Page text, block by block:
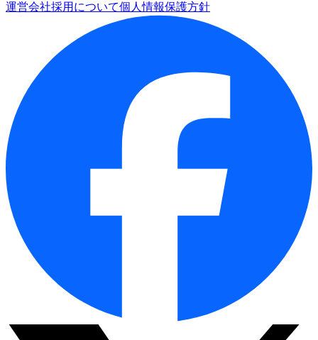
運営会社採用について個人情報保護方針